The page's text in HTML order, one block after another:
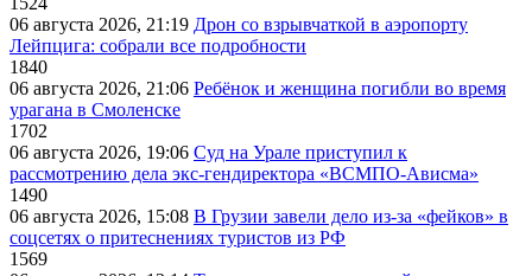
06 августа 2026, 21:19 Дрон со взрывчаткой в аэропорту
Лейпцига: собрали все подробности
1840
06 августа 2026, 21:06 Ребёнок и женщина погибли во время
урагана в Смоленске
1702
06 августа 2026, 19:06 Суд на Урале приступил к
рассмотрению дела экс-гендиректора «ВСМПО-Ависма»
1490
06 августа 2026, 15:08 В Грузии завели дело из-за «фейков» в
соцсетях о притеснениях туристов из РФ
1569